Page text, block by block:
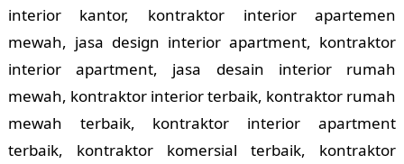
interior kantor, kontraktor interior apartemen
mewah, jasa design interior apartment, kontraktor
interior apartment, jasa desain interior rumah
mewah, kontraktor interior terbaik, kontraktor rumah
mewah terbaik, kontraktor interior apartment
terbaik, kontraktor komersial terbaik, kontraktor